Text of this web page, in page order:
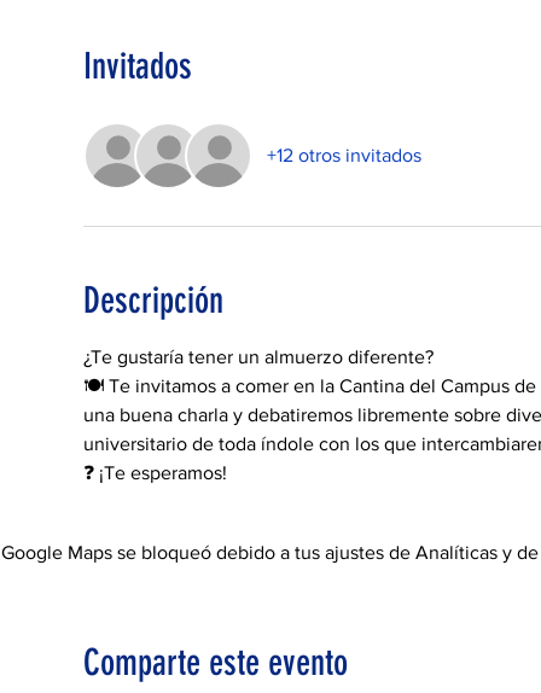
Invitados
+12 otros invitados
Descripción
¿Te gustaría tener un almuerzo diferente?
🍽 Te invitamos a comer en la Cantina del Campus
una buena charla y debatiremos libremente sobre
universitario de toda índole con los que
❓ ¡Te esperamos!
Google Maps se bloqueó debido a tus ajustes de Analíticas y
Comparte este evento